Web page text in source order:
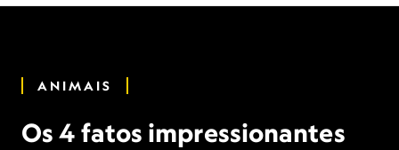
ANIMAIS
Os 4 fatos impressionantes